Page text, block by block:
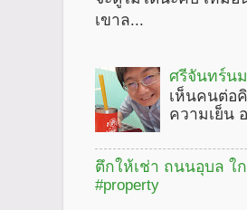
เขาล...
ศรีจันทร์น
เห็นคนต่อ
ความเย็น
ตึกให้เช่า ถนนอุบล ใก
#property